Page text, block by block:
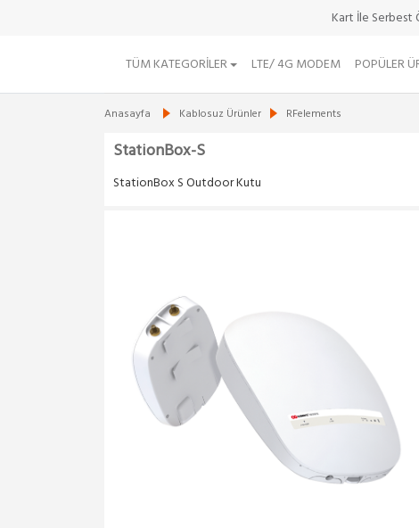
Kart İle Serbest
TÜM KATEGORILER LTE/ 4G MODEM POPÜLER
Anasayfa Kablosuz Ürünler RFelements
StationBox-S
StationBox S Outdoor Kutu